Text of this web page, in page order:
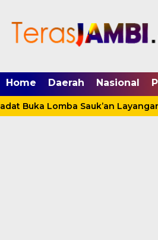
Home Daerah Nasional
Buka Lomba Sauk’an